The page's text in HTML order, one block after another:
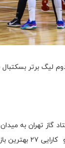
بریتنی بایرد در این